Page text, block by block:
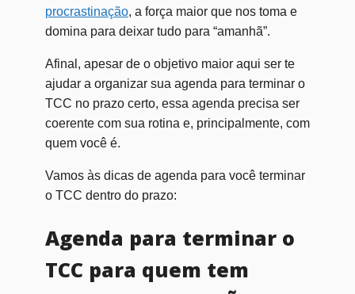
procrastinação, a força maior que nos toma e
domina para deixar tudo para “amanhã”.
Afinal, apesar de o objetivo maior aqui ser te
ajudar a organizar sua agenda para terminar o
TCC no prazo certo, essa agenda precisa ser
coerente com sua rotina e, principalmente, com
quem você é.
Vamos às dicas de agenda para você terminar
o TCC dentro do prazo:
Agenda para terminar o
TCC para quem tem